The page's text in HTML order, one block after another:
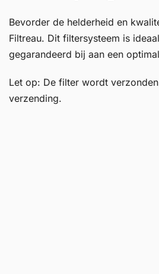
Bevorder de helderheid en
Filtreau. Dit filtersysteem is
gegarandeerd bij aan een
Let op: De filter wordt
verzending.